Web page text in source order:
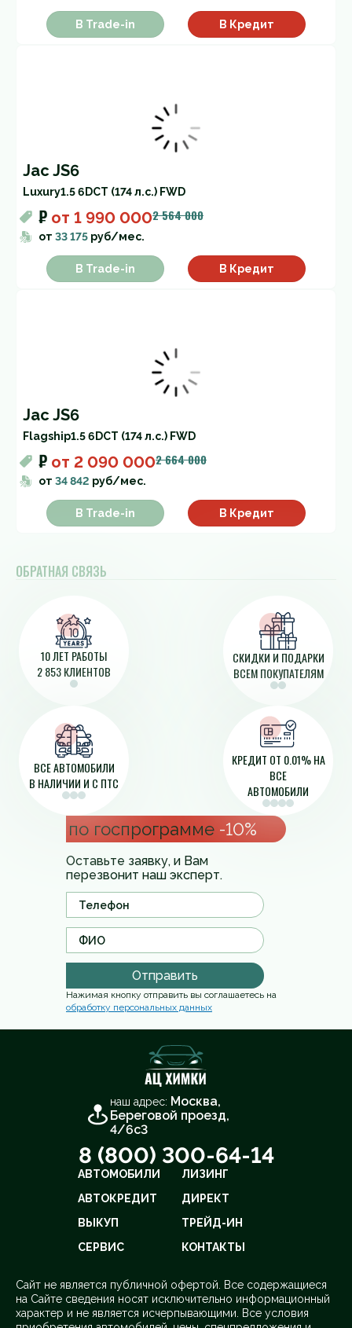
В Trade-in В Кредит
Jac JS6
Luxury1.5 6DCT (174 л.с.) FWD
₽ от 1 990 0002 564 000
от 33 175 руб/мес.
В Trade-in В Кредит
Jac JS6
Flagship1.5 6DCT (174 л.с.) FWD
₽ от 2 090 0002 664 000
от 34 842 руб/мес.
В Trade-in В Кредит
ОБРАТНАЯ СВЯЗЬ
по госпрограмме -10%
Оставьте заявку, и Вам
перезвонит наш эксперт.
Отправить
Нажимая кнопку отправить вы соглашаетесь на
обработку персональных данных
10 ЛЕТ РАБОТЫ
2 853 КЛИЕНТОВ
СКИДКИ И ПОДАРКИ
ВСЕМ ПОКУПАТЕЛЯМ
ВСЕ АВТОМОБИЛИ
В НАЛИЧИИ И С ПТС
КРЕДИТ ОТ 0.01% НА
ВСЕ
АВТОМОБИЛИ
наш адрес: Москва,
Береговой проезд,
4/6с3
8 (800) 300-64-14
АВТОМОБИЛИ
ЛИЗИНГ
АВТОКРЕДИТ
ДИРЕКТ
ВЫКУП
ТРЕЙД-ИН
СЕРВИС
КОНТАКТЫ
Cайт не является публичной офертой. Все содержащиеся
на Сайте сведения носят исключительно информационный
характер и не является исчерпывающими. Все условия